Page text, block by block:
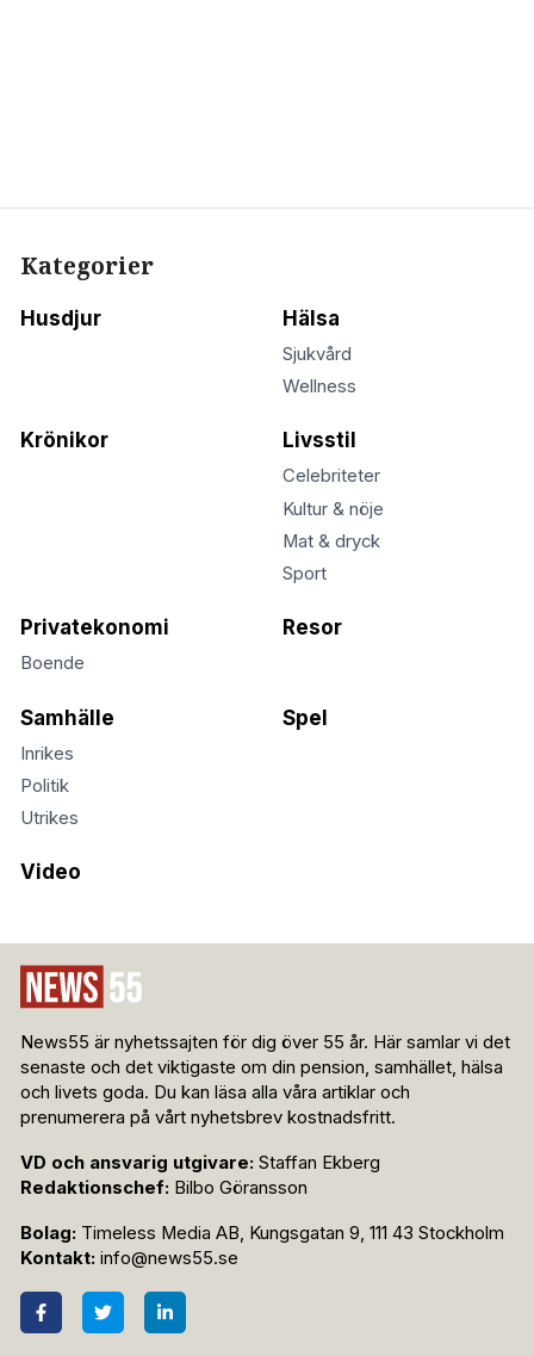
Kategorier
Husdjur Hälsa
Sjukvård
Wellness
Krönikor Livsstil
Celebriteter
Kultur & nöje
Mat & dryck
Sport
Privatekonomi
Boende
Resor
Samhälle
Inrikes
Politik
Utrikes
Spel
Video
News55 är nyhetssajten för dig över 55 år. Här samlar vi det
senaste och det viktigaste om din pension, samhället, hälsa
och livets goda. Du kan läsa alla våra artiklar och
prenumerera på vårt nyhetsbrev kostnadsfritt.
VD och ansvarig utgivare: Staffan Ekberg
Redaktionschef: Bilbo Göransson
Bolag: Timeless Media AB, Kungsgatan 9, 111 43 Stockholm
Kontakt: info@news55.se